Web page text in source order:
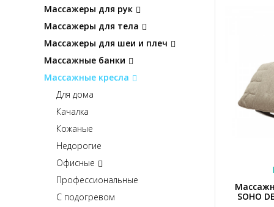
Массажеры для рук
Массажеры для тела
Массажеры для шеи и плеч
Массажные банки
Массажные кресла
Для дома
Качалка
Кожаные
Недорогие
Офисные
Профессиональные
С подогревом
SOHO